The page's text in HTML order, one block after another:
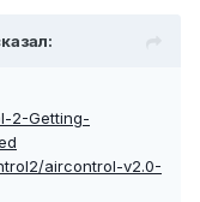
2-Getting-
aircontrol-v2.0-